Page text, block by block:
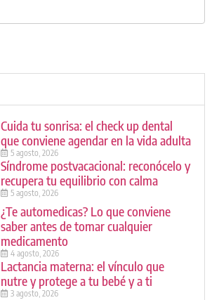
Cuida tu sonrisa: el check up dental
que conviene agendar en la vida adulta
5 agosto, 2026
Síndrome postvacacional: reconócelo y
recupera tu equilibrio con calma
5 agosto, 2026
¿Te automedicas? Lo que conviene
saber antes de tomar cualquier
medicamento
4 agosto, 2026
Lactancia materna: el vínculo que
nutre y protege a tu bebé y a ti
3 agosto, 2026